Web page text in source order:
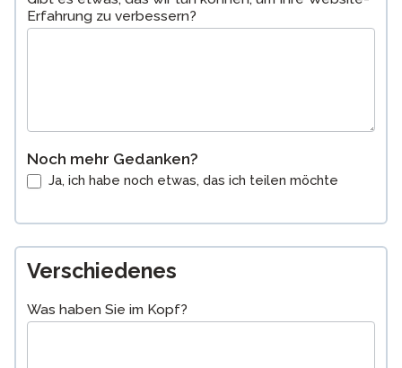
Erfahrung zu verbessern?
Noch mehr Gedanken?
Ja, ich habe noch etwas, das ich teilen möchte
Verschiedenes
Was haben Sie im Kopf?